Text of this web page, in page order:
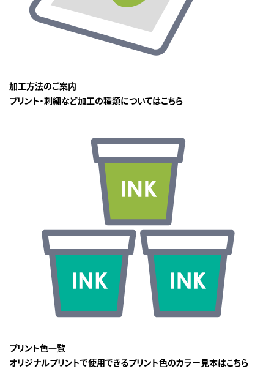
加工方法のご案内
プリント・刺繍など加工の種類についてはこちら
プリント色一覧
オリジナルプリントで使用できるプリント色のカラー見本はこちら